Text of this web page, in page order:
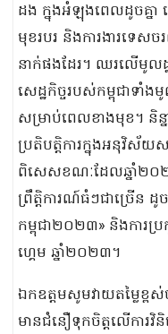
ដង ក្នុងអំឡុងពេលដូចគ្នា
មុខរបរ និងការងារទេ
នាក់ផងដែរ។ ឈរលើមូល
សេដ្ឋកិច្ចរបស់កម្ពុជាទាំង
សម្រាប់ពេលខាងមុខ។ និន្ន
ប្រតិបត្តិការក្នុងអនុវិស័យ
ពិសេសខណៈដែលឆ្នាំ២០
ព្រឹត្តិការណ៍ធំៗជាច្រើន ដូច
កម្ពុជា២០២៣» និងការប្
ហ្គេម ឆ្នាំ២០២៣។
ឯកឧត្តមសូមវាយតម្លៃខ្
មានជំនឿទុកចិត្តលើការវិនិ